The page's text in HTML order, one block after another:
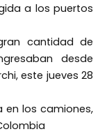
a los puertos
cantidad de
desde
este jueves 28
los camiones,